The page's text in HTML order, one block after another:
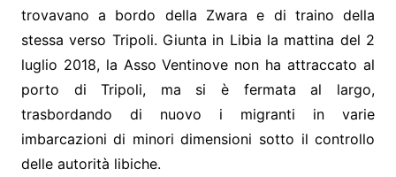
trovavano a bordo della Zwara e di traino della
stessa verso Tripoli. Giunta in Libia la mattina del 2
luglio 2018, la Asso Ventinove non ha attraccato al
porto di Tripoli, ma si è fermata al largo,
trasbordando di nuovo i migranti in varie
imbarcazioni di minori dimensioni sotto il controllo
delle autorità libiche.